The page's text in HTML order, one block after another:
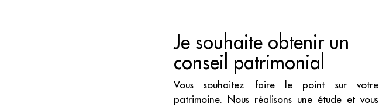
Je souhaite obtenir un
conseil patrimonial
Vous souhaitez faire le point sur votre
patrimoine. Nous réalisons une étude et vous